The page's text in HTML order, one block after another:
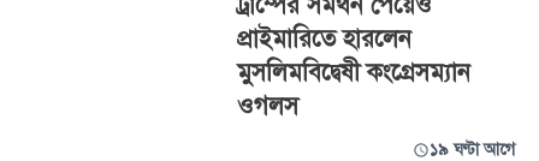
প্রাইমারিতে হারলেন
মুসলিমবিদ্বেষী কংগ্রেসম্যান
ওগলস
১৯ ঘণ্টা আগে